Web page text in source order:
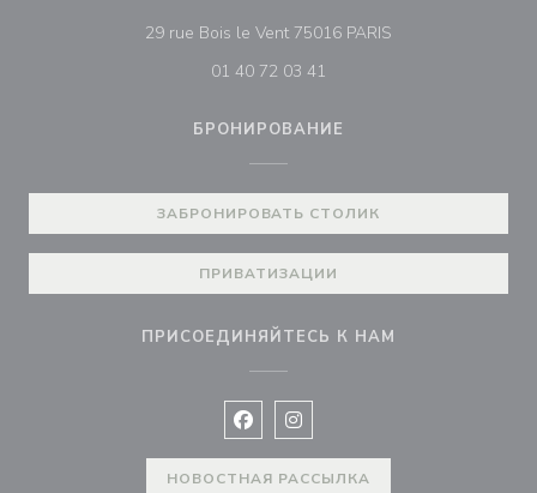
29 rue Bois le Vent 75016 PARIS
01 40 72 03 41
БРОНИРОВАНИЕ
ЗАБРОНИРОВАТЬ СТОЛИК
ПРИВАТИЗАЦИИ
ПРИСОЕДИНЯЙТЕСЬ К НАМ
Facebook ((открывается в новом
Instagram ((открывается в
НОВОСТНАЯ РАССЫЛКА